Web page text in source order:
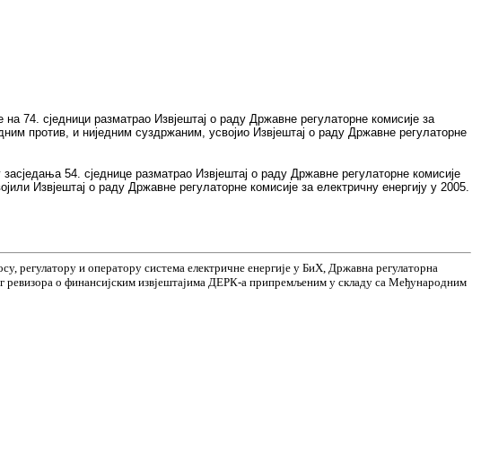
74. сједници разматрао Извјештај о раду Државне регулаторне комисије за
против, и ниједним суздржаним, усвојио Извјештај о раду Државне регулаторне
54. сједнице разматрао Извјештај о раду Државне регулаторне комисије
Извјештај о раду Државне регулаторне комисије за електричну енергију у 2005.
регулатору и оператору система електричне енергије у БиХ, Државна регулаторна
ревизора о финансијским извјештајима ДЕРК-а припремљеним у складу са Међународним